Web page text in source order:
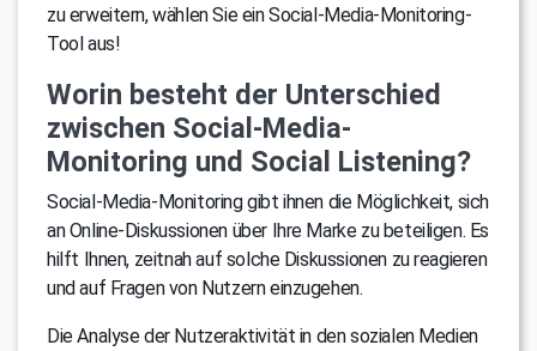
zu erweitern, wählen Sie ein Social-Media-Monitoring-
Tool aus!
Worin besteht der Unterschied
zwischen Social-Media-
Monitoring und Social Listening?
Social-Media-Monitoring gibt ihnen die Möglichkeit, sich
an Online-Diskussionen über Ihre Marke zu beteiligen. Es
hilft Ihnen, zeitnah auf solche Diskussionen zu reagieren
und auf Fragen von Nutzern einzugehen.
Die Analyse der Nutzeraktivität in den sozialen Medien